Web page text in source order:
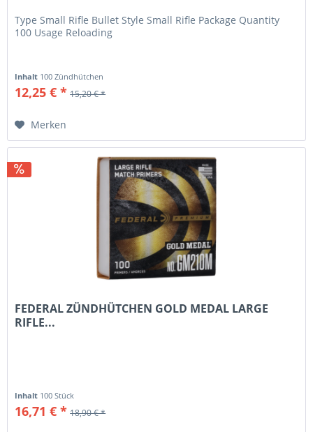
Type Small Rifle Bullet Style Small Rifle Package Quantity
100 Usage Reloading
Inhalt 100 Zündhütchen
12,25 € * 15,20 € *
Merken
FEDERAL ZÜNDHÜTCHEN GOLD MEDAL LARGE
RIFLE...
Inhalt 100 Stück
16,71 € * 18,90 € *